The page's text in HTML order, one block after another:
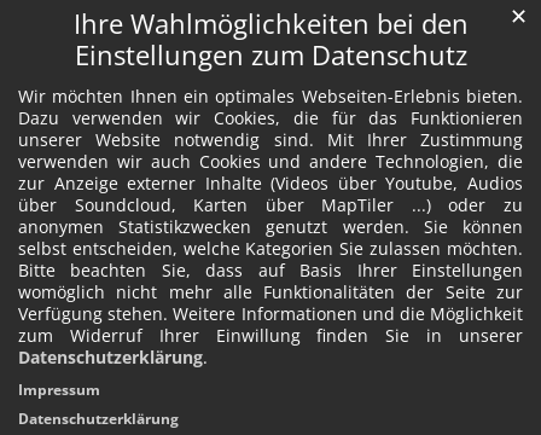
Ihre Wahlmöglichkeiten bei den
Einstellungen zum Datenschutz
Wir möchten Ihnen ein optimales Webseiten-Erlebnis bieten.
Dazu verwenden wir Cookies, die für das Funktionieren
unserer Website notwendig sind. Mit Ihrer Zustimmung
verwenden wir auch Cookies und andere Technologien, die
zur Anzeige externer Inhalte (Videos über Youtube, Audios
über Soundcloud, Karten über MapTiler ...) oder zu
anonymen Statistikzwecken genutzt werden. Sie können
selbst entscheiden, welche Kategorien Sie zulassen möchten.
Bitte beachten Sie, dass auf Basis Ihrer Einstellungen
womöglich nicht mehr alle Funktionalitäten der Seite zur
Verfügung stehen. Weitere Informationen und die Möglichkeit
zum Widerruf Ihrer Einwillung finden Sie in unserer
Datenschutzerklärung.
✕
Impressum
Datenschutzerklärung